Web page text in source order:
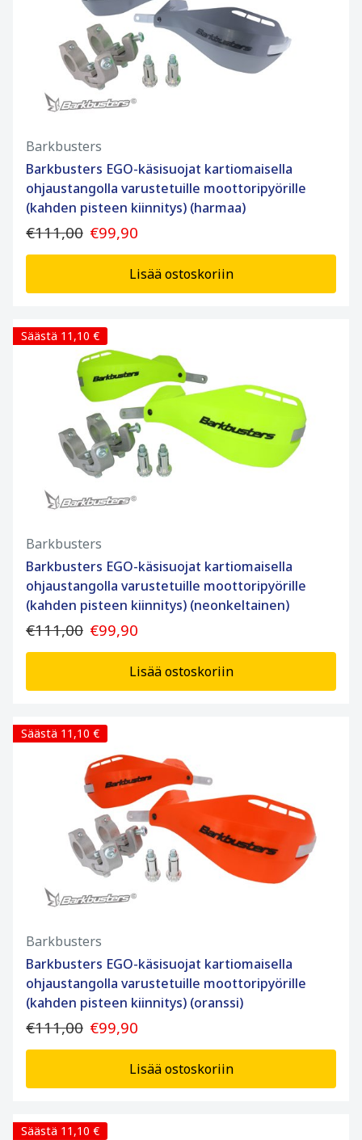
Barkbusters
Barkbusters EGO-käsisuojat kartiomaisella
ohjaustangolla varustetuille moottoripyörille
(kahden pisteen kiinnitys) (harmaa)
€111,00 €99,90
Lisää ostoskoriin
Säästä 11,10 €
Barkbusters
Barkbusters EGO-käsisuojat kartiomaisella
ohjaustangolla varustetuille moottoripyörille
(kahden pisteen kiinnitys) (neonkeltainen)
€111,00 €99,90
Lisää ostoskoriin
Säästä 11,10 €
Barkbusters
Barkbusters EGO-käsisuojat kartiomaisella
ohjaustangolla varustetuille moottoripyörille
(kahden pisteen kiinnitys) (oranssi)
€111,00 €99,90
Lisää ostoskoriin
Säästä 11,10 €